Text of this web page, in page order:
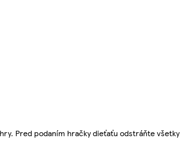
Pred podaním hračky dieťaťu odstráňte všetky